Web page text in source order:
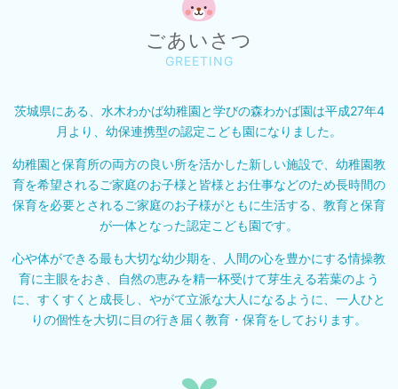
ごあいさつ
GREETING
茨城県にある、水木わかば幼稚園と学びの森わかば園は平成27年4
月より、幼保連携型の認定こども園になりました。
幼稚園と保育所の両方の良い所を活かした新しい施設で、 幼稚園教
育を希望されるご家庭のお子様と皆様とお仕事などのため長時間の
保育を必要とされるご家庭のお子様がともに生活する、教育と保育
が一体となった認定こども園です。
心や体ができる最も大切な幼少期を、人間の心を豊かにする情操教
育に主眼をおき、
自然の恵みを精一杯受けて芽生える若葉のよう
に、 すくすくと成長し、やがて立派な大人になるように、 一人ひと
りの個性を大切に目の行き届く教育・保育をしております。